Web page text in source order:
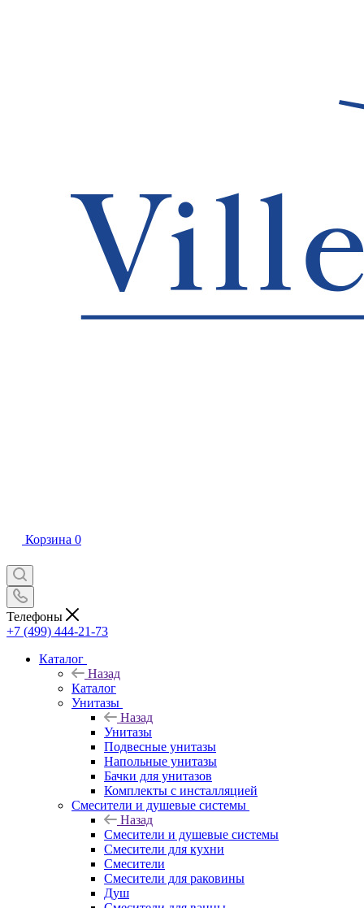
Корзина 0
Телефоны
+7 (499) 444-21-73
Каталог
Назад
Каталог
Унитазы
Назад
Унитазы
Подвесные унитазы
Напольные унитазы
Бачки для унитазов
Комплекты с инсталляцией
Смесители и душевые системы
Назад
Смесители и душевые системы
Смесители для кухни
Смесители
Смесители для раковины
Душ